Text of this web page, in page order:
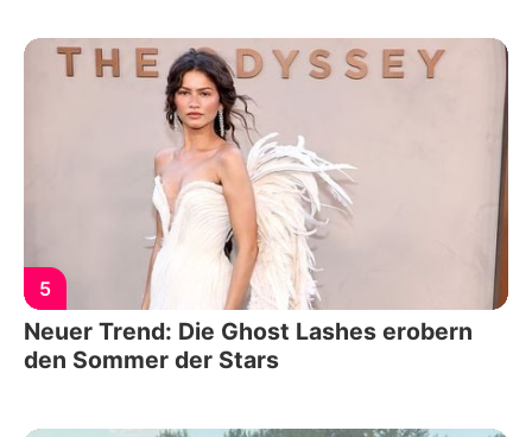
5
Neuer Trend: Die Ghost Lashes erobern
den Sommer der Stars